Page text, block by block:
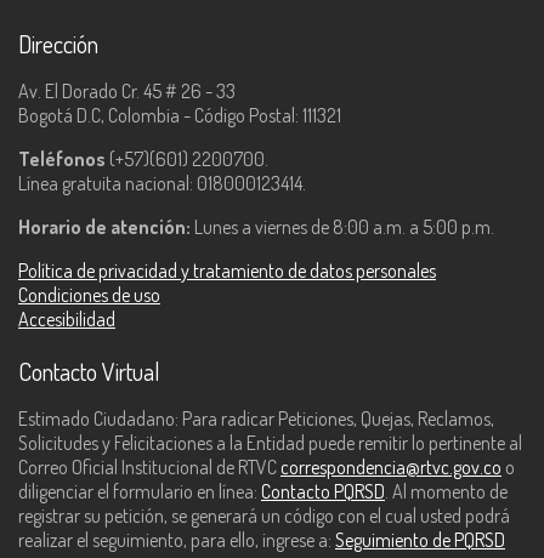
Dirección
Av. El Dorado Cr. 45 # 26 - 33
Bogotá D.C, Colombia - Código Postal: 111321
Teléfonos (+57)(601) 2200700.
Línea gratuita nacional: 018000123414.
Horario de atención: Lunes a viernes de 8:00 a.m. a 5:00 p.m.
Política de privacidad y tratamiento de datos personales
Condiciones de uso
Accesibilidad
Contacto Virtual
Estimado Ciudadano: Para radicar Peticiones, Quejas, Reclamos,
Solicitudes y Felicitaciones a la Entidad puede remitir lo pertinente al
Correo Oficial Institucional de RTVC correspondencia@rtvc.gov.co o
diligenciar el formulario en línea: Contacto PQRSD. Al momento de
registrar su petición, se generará un código con el cual usted podrá
realizar el seguimiento, para ello, ingrese a: Seguimiento de PQRSD